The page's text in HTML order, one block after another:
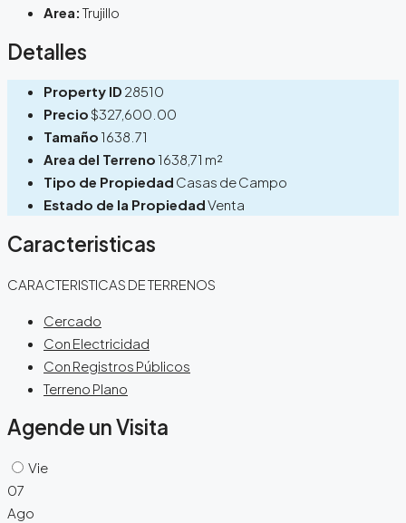
Area: Trujillo
Detalles
Property ID 28510
Precio$327,600.00
Tamaño 1638.71
Area del Terreno 1638,71 m²
Tipo de Propiedad Casas de Campo
Estado de la PropiedadVenta
Caracteristicas
CARACTERISTICAS DE TERRENOS
Cercado
Con Electricidad
Con Registros Públicos
Terreno Plano
Agende un Visita
Vie
07
Ago